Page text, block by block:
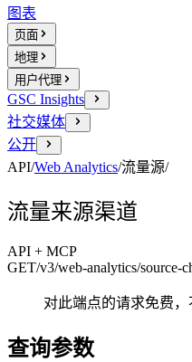
图表
页面
地理
用户代理
GSC Insights
社交媒体
公开
API/Web Analytics/流量源/
流量来源渠道
API + MCP
GET/v3/web-analytics/source-
对此端点的请求免费，
查询参数